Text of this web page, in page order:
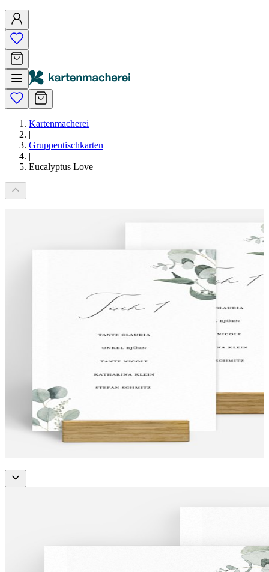
Kartenmacherei
|
Gruppentischkarten
|
Eucalyptus Love